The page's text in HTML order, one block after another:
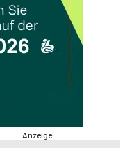
Anzeige